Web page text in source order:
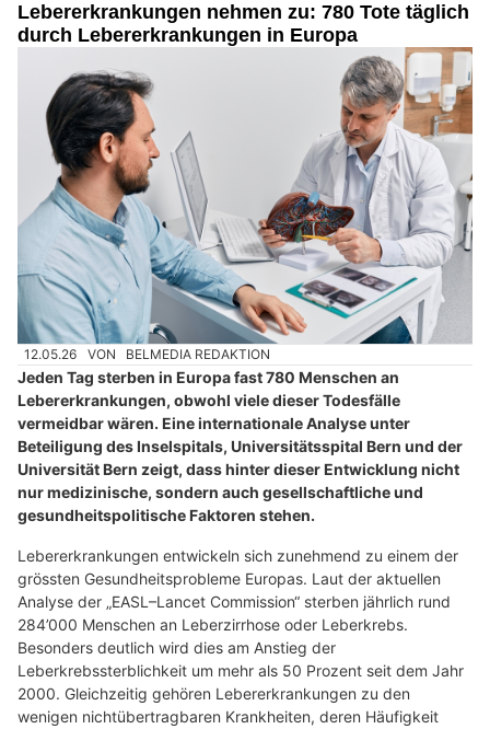
Lebererkrankungen nehmen zu: 780 Tote täglich
durch Lebererkrankungen in Europa
12.05.26 VON BELMEDIA REDAKTION
Jeden Tag sterben in Europa fast 780 Menschen an
Lebererkrankungen, obwohl viele dieser Todesfälle
vermeidbar wären. Eine internationale Analyse unter
Beteiligung des Inselspitals, Universitätsspital Bern und der
Universität Bern zeigt, dass hinter dieser Entwicklung nicht
nur medizinische, sondern auch gesellschaftliche und
gesundheitspolitische Faktoren stehen.
Lebererkrankungen entwickeln sich zunehmend zu einem der
grössten Gesundheitsprobleme Europas. Laut der aktuellen
Analyse der „EASL–Lancet Commission“ sterben jährlich rund
284’000 Menschen an Leberzirrhose oder Leberkrebs.
Besonders deutlich wird dies am Anstieg der
Leberkrebssterblichkeit um mehr als 50 Prozent seit dem Jahr
2000. Gleichzeitig gehören Lebererkrankungen zu den
wenigen nichtübertragbaren Krankheiten, deren Häufigkeit